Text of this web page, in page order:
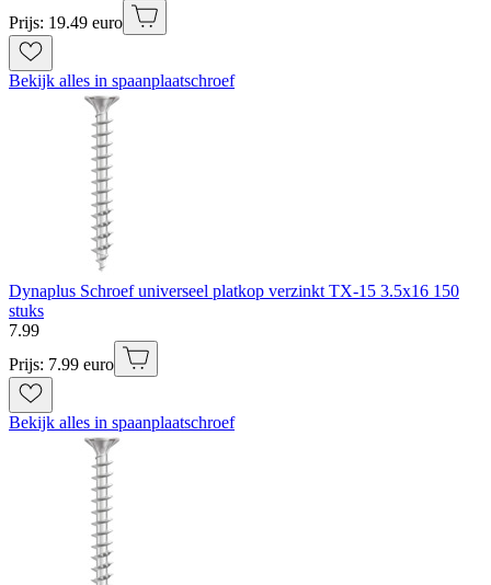
Prijs: 19.49 euro
Bekijk alles in spaanplaatschroef
Dynaplus Schroef universeel platkop verzinkt TX-15 3.5x16 150
stuks
7.99
Prijs: 7.99 euro
Bekijk alles in spaanplaatschroef